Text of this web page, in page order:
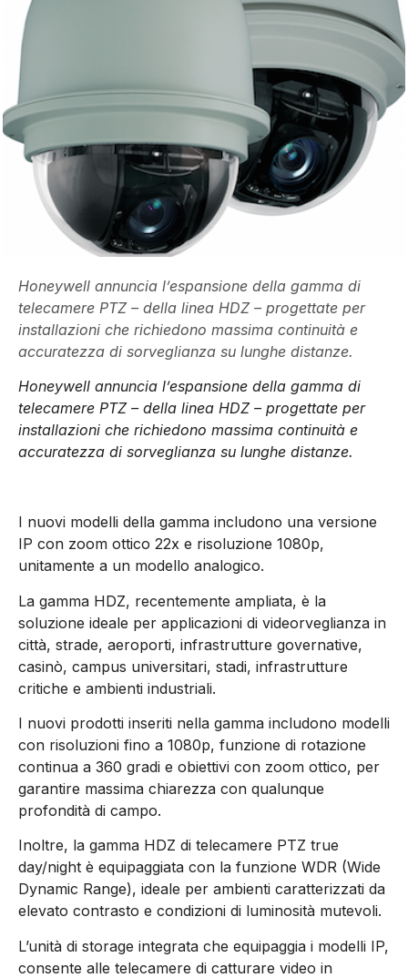
Honeywell annuncia l’espansione della gamma di
telecamere PTZ – della linea HDZ – progettate per
installazioni che richiedono massima continuità e
accuratezza di sorveglianza su lunghe distanze.
Honeywell annuncia l’espansione della gamma di
telecamere PTZ – della linea HDZ – progettate per
installazioni che richiedono massima continuità e
accuratezza di sorveglianza su lunghe distanze.
I nuovi modelli della gamma includono una versione
IP con zoom ottico 22x e risoluzione 1080p,
unitamente a un modello analogico.
La gamma HDZ, recentemente ampliata, è la
soluzione ideale per applicazioni di videorveglianza in
città, strade, aeroporti, infrastrutture governative,
casinò, campus universitari, stadi, infrastrutture
critiche e ambienti industriali.
I nuovi prodotti inseriti nella gamma includono modelli
con risoluzioni fino a 1080p, funzione di rotazione
continua a 360 gradi e obiettivi con zoom ottico, per
garantire massima chiarezza con qualunque
profondità di campo.
Inoltre, la gamma HDZ di telecamere PTZ true
day/night è equipaggiata con la funzione WDR (Wide
Dynamic Range), ideale per ambienti caratterizzati da
elevato contrasto e condizioni di luminosità mutevoli.
L’unità di storage integrata che equipaggia i modelli IP,
consente alle telecamere di catturare video in